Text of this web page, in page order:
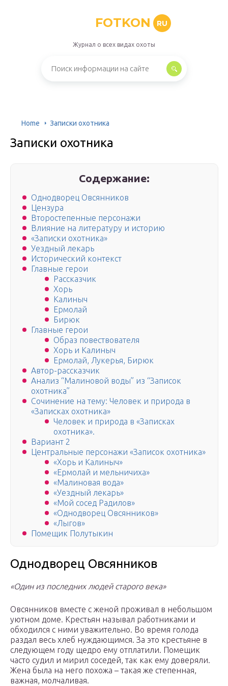
FOTKON RU
Журнал о всех видах охоты
Home Записки охотника
Записки охотника
Содержание:
Однодворец Овсянников
Цензура
Второстепенные персонажи
Влияние на литературу и историю
«Записки охотника»
Уездный лекарь
Исторический контекст
Главные герои
Рассказчик
Хорь
Калиныч
Ермолай
Бирюк
Главные герои
Образ повествователя
Хорь и Калиныч
Ермолай, Лукерья, Бирюк
Автор-рассказчик
Анализ “Малиновой воды” из “Записок
охотника”
Сочинение на тему: Человек и природа в
«Записках охотника»
Человек и природа в «Записках
охотника».
Вариант 2
Центральные персонажи «Записок охотника»
«Хорь и Калиныч»
«Ермолай и мельничиха»
«Малиновая вода»
«Уездный лекарь»
«Мой сосед Радилов»
«Однодворец Овсянников»
«Лыгов»
Помещик Полутыкин
Однодворец Овсянников
«Один из последних людей старого века»
Овсянников вместе с женой проживал в небольшом
уютном доме. Крестьян называл работниками и
обходился с ними уважительно. Во время голода
раздал весь хлеб нуждающимся. За это крестьяне в
следующем году щедро ему отплатили. Помещик
часто судил и мирил соседей, так как ему доверяли.
Жена была на него похожа – такая же степенная,
важная, молчаливая.